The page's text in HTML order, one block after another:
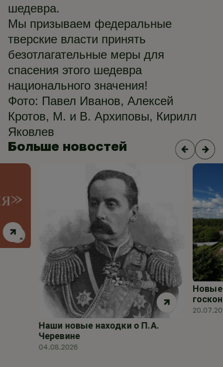
шедевра.
Мы призываем федеральные
тверские власти принять
безотлагательные меры для
спасения этого шедевра
национального значения!
Фото: Павел Иванов, Алексей
Кротов, М. и В. Архиповы, Кирилл
Яковлев
Больше новостей
Наши новые находки о П.А.
Черевине
04.08.2026
Новые